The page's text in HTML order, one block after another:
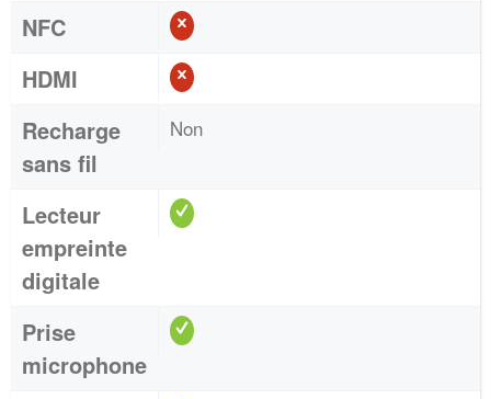
NFC
HDMI
Recharge
sans fil
Non
Lecteur
empreinte
digitale
Prise
microphone